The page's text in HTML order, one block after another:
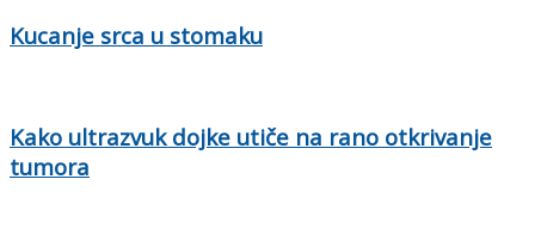
Kucanje srca u stomaku
Kako ultrazvuk dojke utiče na rano otkrivanje
tumora